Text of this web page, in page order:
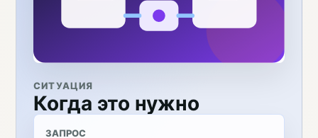
СИТУАЦИЯ
Когда это нужно
ЗАПРОС